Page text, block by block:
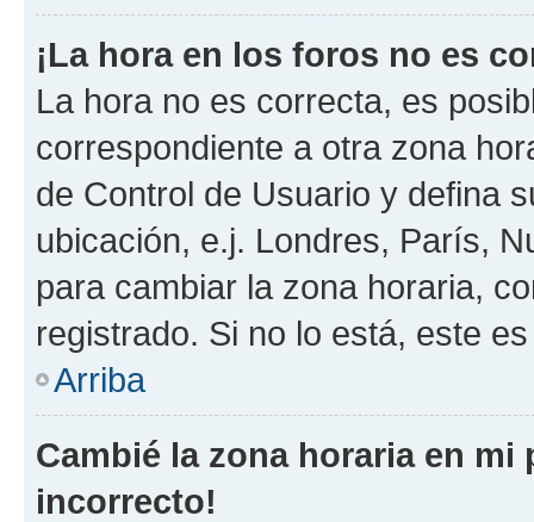
¡La hora en los foros no es
La hora no es correcta, es
correspondiente a otra zona
de Control de Usuario y defina
ubicación, e.j. Londres, París,
para cambiar la zona horaria,
registrado. Si no lo está, este
Arriba
Cambié la zona horaria en
incorrecto!